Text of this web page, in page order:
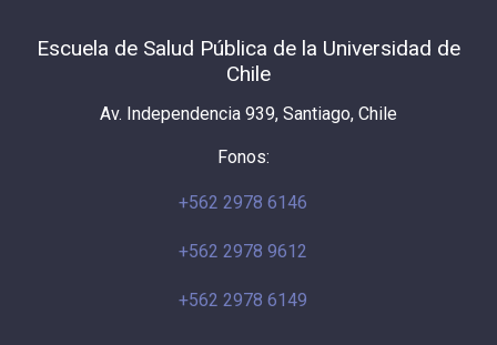
Escuela de Salud Pública de la Universidad de
Chile
Av. Independencia 939, Santiago, Chile
Fonos:
+562 2978 6146
+562 2978 9612
+562 2978 6149